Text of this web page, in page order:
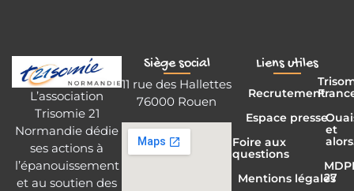
L’association
Trisomie 21
Normandie dédie
ses actions à
l’épanouissement
et au soutien des
Siège social
11 rue des Hallettes
76000 Rouen
Liens utiles
Recrutement
Espace presse
Foire aux
questions
Mentions légales
et
27